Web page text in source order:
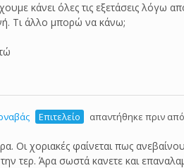
κάνει όλες τις εξετάσεις λόγω
Τι άλλο μπορώ να κάνω;
Επιτελείο απαντήθηκε πριν
Οι χοριακές φαίνεται πως
τερ. Άρα σωστά κανετε και